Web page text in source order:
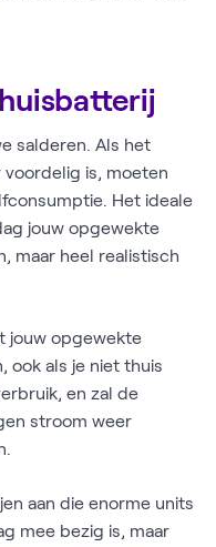
salderen. Als het
is, moeten
Het ideale
jouw opgewekte
maar heel realistisch
jouw opgewekte
ook als je niet thuis
en zal de
stroom weer
aan die enorme units
mee bezig is, maar